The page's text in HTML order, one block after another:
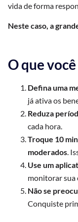
vida de forma
Neste caso, a
O que
Defina uma
já ativa os
Reduza
cada hora.
Troque 10
moderados.
Use um
monitorar sua
Não se
Conquiste